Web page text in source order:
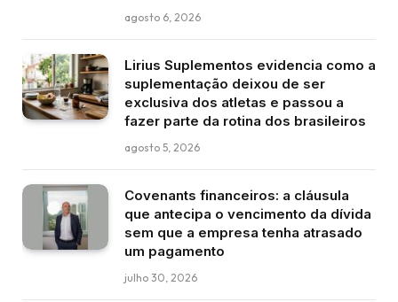
agosto 6, 2026
Lirius Suplementos evidencia como a
suplementação deixou de ser
exclusiva dos atletas e passou a
fazer parte da rotina dos brasileiros
agosto 5, 2026
Covenants financeiros: a cláusula
que antecipa o vencimento da dívida
sem que a empresa tenha atrasado
um pagamento
julho 30, 2026